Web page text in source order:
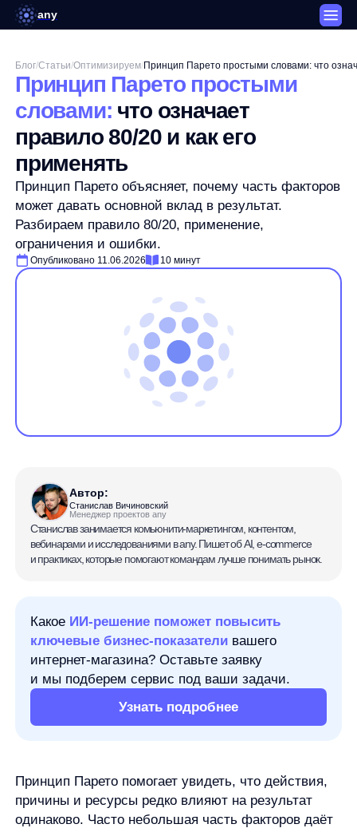
any
Принцип Парето простыми
словами:что означает
правило 80/20 и как его
применять
Принцип Парето объясняет, почему часть факторов
может давать основной вклад в результат.
Разбираем правило 80/20, применение,
ограничения и ошибки.
Опубликовано 11.06.2026 10 минут
Менеджер проектов any
КакоеИИ-решение поможет повысить
ключевые бизнес-показателивашего
интернет-магазина? Оставьте заявку
Принцип Парето помогает увидеть, что действия,
причины и ресурсы редко влияют на результат
одинаково. Часто небольшая часть факторов даёт
основной вклад, а остальная часть требует
времени и сил, но меняет итог слабее.
условные 20% усилий дают 80% результата.
Но точная пропорция здесь не главное. Смысл
принципа Парето — найти факторы, которые
сильнее всего влияют на итог: задачи, решения,